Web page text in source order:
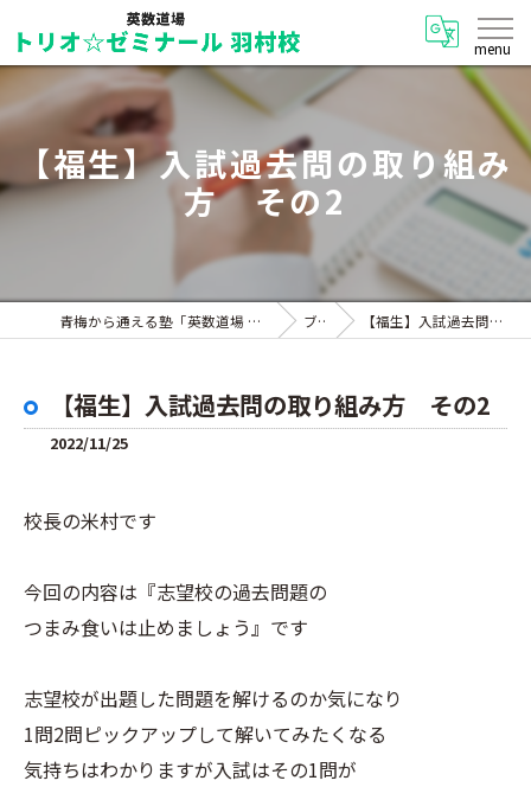
【福生】入試過去問の取り組み
方 その2
青梅から通える塾「英数道場 トリオ☆ゼミナール 羽村校」 ブログ 【福生】入試過去問の取り組み方 その2
【福生】入試過去問の取り組み方 その2
2022/11/25
校長の米村です
今回の内容は『志望校の過去問題の
つまみ食いは止めましょう』です
志望校が出題した問題を解けるのか気になり
1問2問ピックアップして解いてみたくなる
気持ちはわかりますが入試はその1問が